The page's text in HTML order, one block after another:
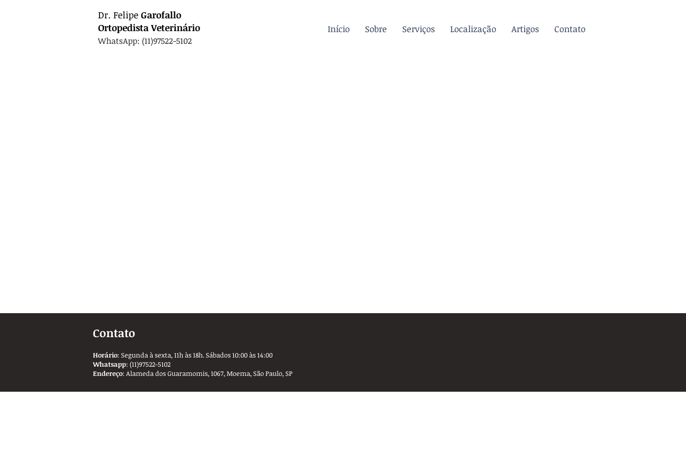
Dr. Felipe Garofallo
Ortopedista Veterinário
WhatsApp: (11)97522-5102
Início Sobre Serviços Localização Artigos Contato
Contato
Horário: Segunda à sexta, 11h às 18h. Sábados 10:00 às 14:00
Whatsapp: (11)97522-5102
Endereço: Alameda dos Guaramomis, 1067, Moema, São Paulo, SP